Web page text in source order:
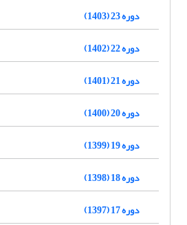
دوره 23 (1403)
دوره 22 (1402)
دوره 21 (1401)
دوره 20 (1400)
دوره 19 (1399)
دوره 18 (1398)
دوره 17 (1397)